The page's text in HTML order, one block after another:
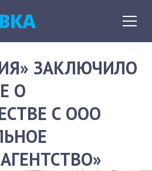
ЗАКЛЮЧИЛО
О
С ООО